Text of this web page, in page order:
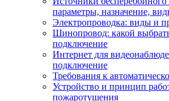
параметры, назначение,
Электропроводка: виды и
Шинопровод: какой
подключение
Интернет для
подключение
Требования к
Устройство и принцип
пожаротушения